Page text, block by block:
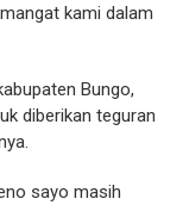
kami dalam
Bungo,
diberikan teguran
sayo masih